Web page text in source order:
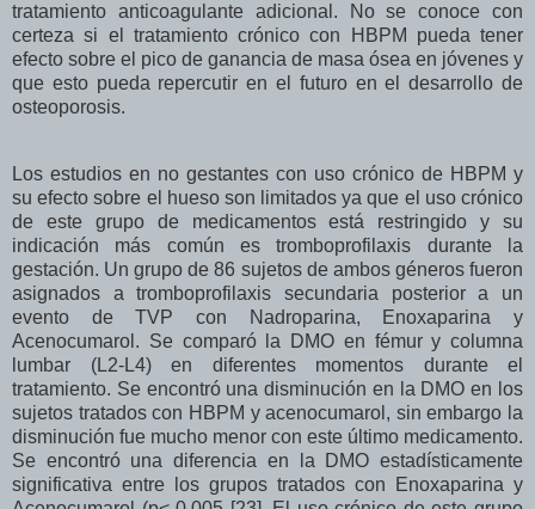
tratamiento anticoagulante adicional. No se conoce con
certeza si el tratamiento crónico con HBPM pueda tener
efecto sobre el pico de ganancia de masa ósea en jóvenes y
que esto pueda repercutir en el futuro en el desarrollo de
osteoporosis.
Los estudios en no gestantes con uso crónico de HBPM y
su efecto sobre el hueso son limitados ya que el uso crónico
de este grupo de medicamentos está restringido y su
indicación más común es tromboprofilaxis durante la
gestación. Un grupo de 86 sujetos de ambos géneros fueron
asignados a tromboprofilaxis secundaria posterior a un
evento de TVP con Nadroparina, Enoxaparina y
Acenocumarol. Se comparó la DMO en fémur y columna
lumbar (L2-L4) en diferentes momentos durante el
tratamiento. Se encontró una disminución en la DMO en los
sujetos tratados con HBPM y acenocumarol, sin embargo la
disminución fue mucho menor con este último medicamento.
Se encontró una diferencia en la DMO estadísticamente
significativa entre los grupos tratados con Enoxaparina y